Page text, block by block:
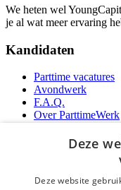
We heten wel
je al wat meer ervaring
Kandidaten
Parttime vacatures
Avondwerk
F.A.Q.
Over ParttimeWerk
YoungCapital
Deze
Deze website